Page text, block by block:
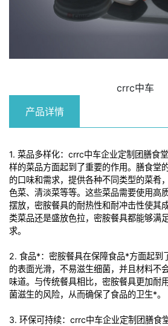
crrc中车
产品详情
1. 菜品多样化：crrc中车企业定制团膳食
样的菜品方面起到了重要的作用。膳食堂
的口味和需求，提供各种不同类型的菜肴
色菜、清淡菜等等。这些菜品需要使用高
摆放，密胺餐具的耐热性和耐冲击性使其
类菜品还是盛放色拉，密胺餐具都能够满
求。
2. 食品*：密胺餐具在保障食品*方面起到
的表面光滑，不易滋生细菌，并且材料不
味道。与传统餐具相比，密胺餐具更加耐
菌滋生的风险，从而确保了食品的卫生*。
3. 环保可持续：crrc中车企业定制团膳食